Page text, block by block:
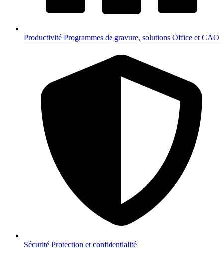
Productivité Programmes de gravure, solutions Office et CAO
Sécurité Protection et confidentialité